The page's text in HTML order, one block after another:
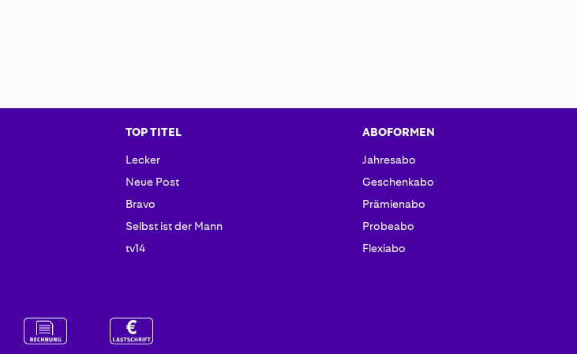
TOP TITEL
Lecker
Neue Post
Bravo
Selbst ist der Mann
tv14
ABOFORMEN
Jahresabo
Geschenkabo
Prämienabo
Probeabo
Flexiabo